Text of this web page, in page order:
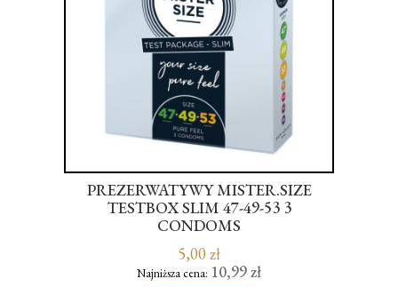
PREZERWATYWY MISTER.SIZE
TESTBOX SLIM 47-49-53 3
CONDOMS
5,00 zł
Najniższa cena: 10,99 zł